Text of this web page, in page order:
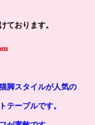
ております。
脚スタイルが人気の
テーブルです。